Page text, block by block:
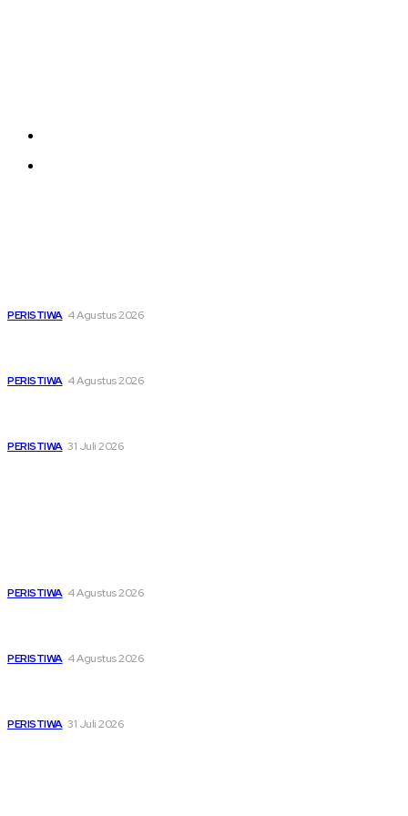
PERISTIWA 4 Agustus 2026
PERISTIWA 4 Agustus 2026
PERISTIWA 31 Juli 2026
PERISTIWA 4 Agustus 2026
PERISTIWA 4 Agustus 2026
PERISTIWA 31 Juli 2026